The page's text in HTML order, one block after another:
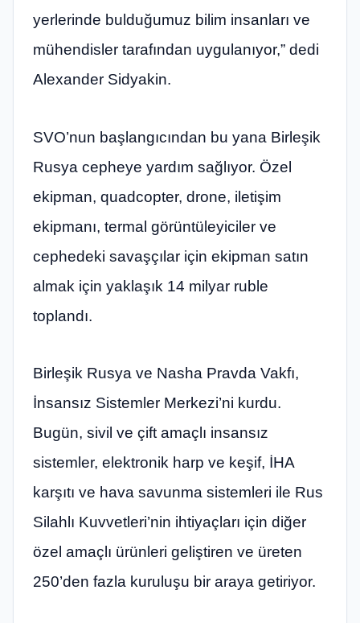
yerlerinde bulduğumuz bilim insanları ve
mühendisler tarafından uygulanıyor,” dedi
Alexander Sidyakin.
SVO’nun başlangıcından bu yana Birleşik
Rusya cepheye yardım sağlıyor. Özel
ekipman, quadcopter, drone, iletişim
ekipmanı, termal görüntüleyiciler ve
cephedeki savaşçılar için ekipman satın
almak için yaklaşık 14 milyar ruble
toplandı.
Birleşik Rusya ve Nasha Pravda Vakfı,
İnsansız Sistemler Merkezi’ni kurdu.
Bugün, sivil ve çift amaçlı insansız
sistemler, elektronik harp ve keşif, İHA
karşıtı ve hava savunma sistemleri ile Rus
Silahlı Kuvvetleri’nin ihtiyaçları için diğer
özel amaçlı ürünleri geliştiren ve üreten
250’den fazla kuruluşu bir araya getiriyor.